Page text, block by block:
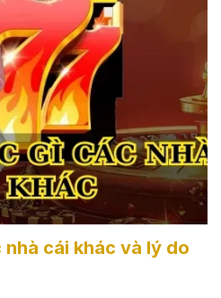
cái khác và lý do nên trải
cái khác và lý do